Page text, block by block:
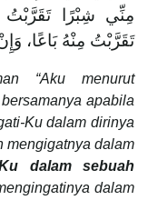
مِنِّي شِبْرًا تَقَرَّبْتُ
تَقَرَّبْتُ مِنْهُ بَاعًا،
“Aku menurut
apabila
Ku dalam dirinya
mengigatnya dalam
dalam sebuah
dalam